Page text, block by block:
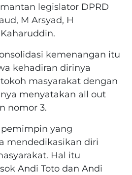
legislator DPRD
M Arsyad, H
kemenangan itu
kehadiran dirinya
masyarakat dengan
menyatakan all out
nomor 3.
pemimpin yang
mendedikasikan diri
Hal itu
Andi Toto dan Andi